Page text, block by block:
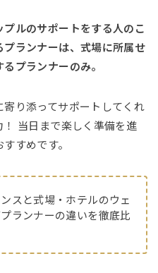
ルのサポートをする人のこ
プランナーは、式場に所属せ
プランナーのみ。
り添ってサポートしてくれ
当日まで楽しく準備を進
すめです。
スと式場・ホテルのウェ
ランナーの違いを徹底比